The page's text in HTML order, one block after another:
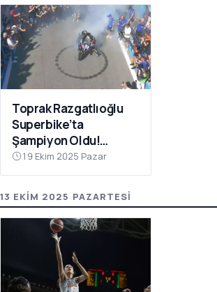
Toprak Razgatlıoğlu
Superbike’ta
Şampiyon Oldu!
Rakibinin Skandal
Hamlesi Tepki Çekti
19 Ekim 2025 Pazar
13 EKIM 2025 PAZARTESI